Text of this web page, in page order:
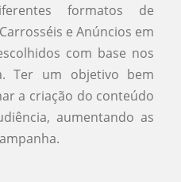
formatos de
e Anúncios em
com base nos
Ter um objetivo bem
a criação do conteúdo
aumentando as